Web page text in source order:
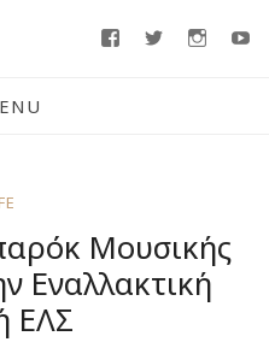
FacebookTwitter
Μουσικής
Εναλλακτική
ΕΛΣ